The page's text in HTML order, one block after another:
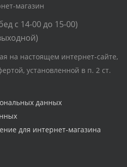
магазин
с 14-00 до 15-00)
на настоящем интернет-сайте,
установленной в п. 2 ст.
данных
для интернет-магазина